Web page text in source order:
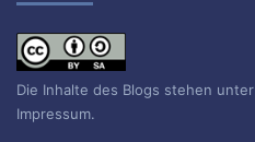
Die Inhalte des Blogs stehen unter
Impressum.